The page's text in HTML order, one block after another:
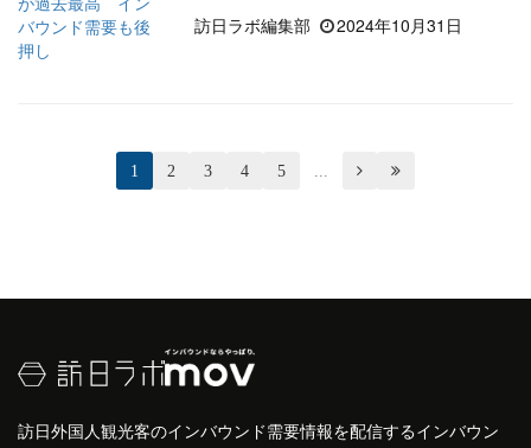
訪日ラボ編集部
2024年10月31日
1 2 3 4 5  
訪日外国人観光客のインバウンド需要情報を配信するインバウン